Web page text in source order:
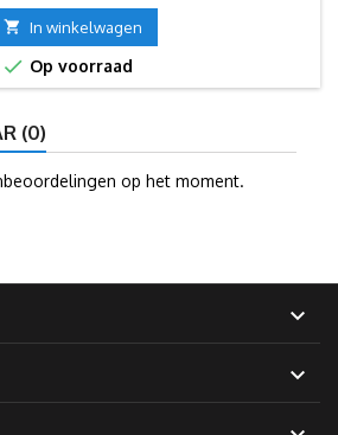
 In winkelwagen
 Op voorraad
(0)
op het moment.

